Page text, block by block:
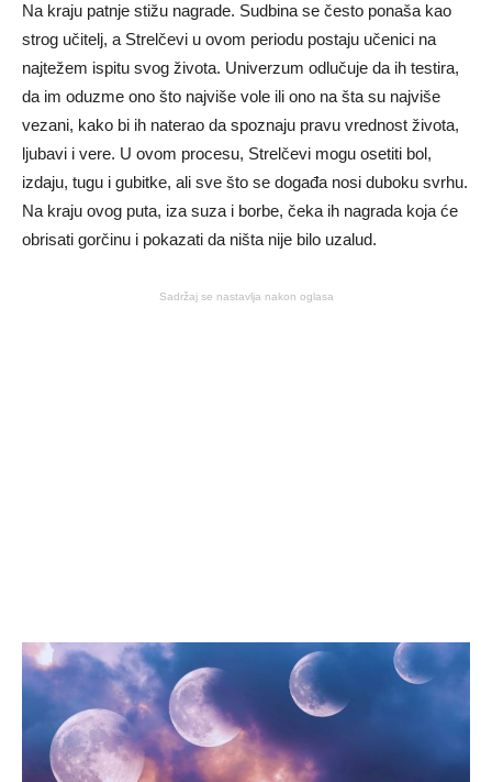
Na kraju patnje stižu nagrade. Sudbina se često ponaša kao
strog učitelj, a Strelčevi u ovom periodu postaju učenici na
najtežem ispitu svog života. Univerzum odlučuje da ih testira,
da im oduzme ono što najviše vole ili ono na šta su najviše
vezani, kako bi ih naterao da spoznaju pravu vrednost života,
ljubavi i vere. U ovom procesu, Strelčevi mogu osetiti bol,
izdaju, tugu i gubitke, ali sve što se događa nosi duboku svrhu.
Na kraju ovog puta, iza suza i borbe, čeka ih nagrada koja će
obrisati gorčinu i pokazati da ništa nije bilo uzalud.
Sadržaj se nastavlja nakon oglasa